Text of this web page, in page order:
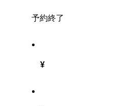
予約終了
¥